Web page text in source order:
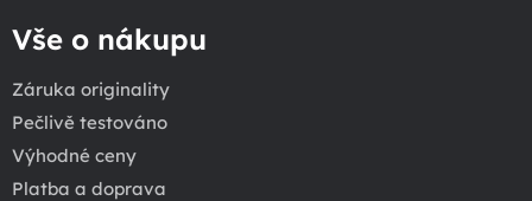
Vše o nákupu
Záruka originality
Pečlivě testováno
Výhodné ceny
Platba a doprava